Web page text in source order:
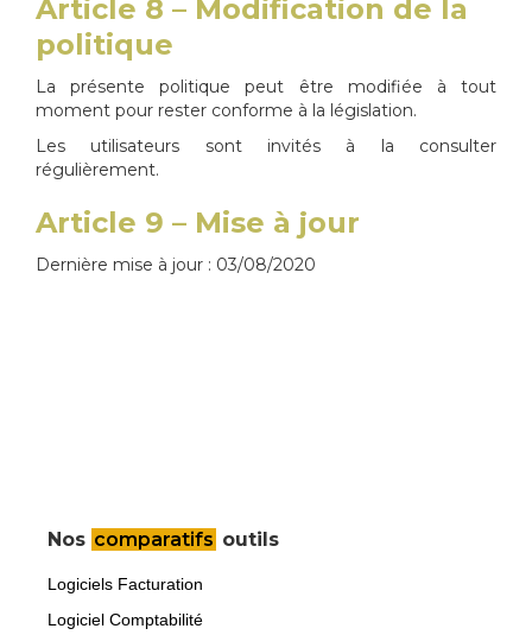
Article 8 – Modification de la
politique
La présente politique peut être modifiée à tout
moment pour rester conforme à la législation.
Les utilisateurs sont invités à la consulter
régulièrement.
Article 9 – Mise à jour
Dernière mise à jour : 03/08/2020
Nos comparatifs outils
Logiciels Facturation
Logiciel Comptabilité